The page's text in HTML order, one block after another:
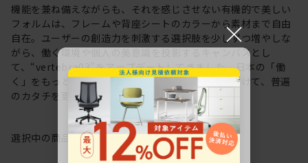
機能を兼ね備えながらも、それを感じさせない有機的で美しい
フォルムは、フレームや背座シートのカラーから素材まで自由
自在。ユーザーの創造力を刺激する選択肢を少しずつ増やしな
がら、働く環境や個人の美意識を投影するキャンバスとし
て、“vertebra03”をアップデートしてきました。日本の「働
く」をもっと自由に。これからも私たちは未来に向けて、普遍
のカタチを更新していきます。
選択中の商品情報保証注意事項
×